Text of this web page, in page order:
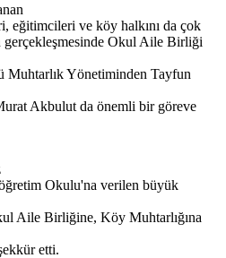
eğitimcileri ve köy halkını da çok
gerçekleşmesinde Okul Aile Birliği
Muhtarlık Yönetiminden Tayfun
Akbulut da önemli bir göreve
Okulu'na verilen büyük
Aile Birliğine, Köy Muhtarlığına
etti.